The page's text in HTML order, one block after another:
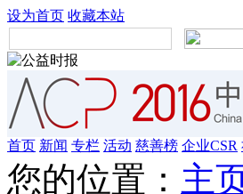
设为首页 收藏本站
首页 新闻 专栏 活动 慈善榜 企业CSR
您的位置： 主